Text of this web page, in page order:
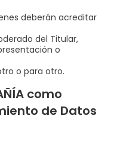
deberán acreditar
del Titular,
o
o para otro.
como
de Datos